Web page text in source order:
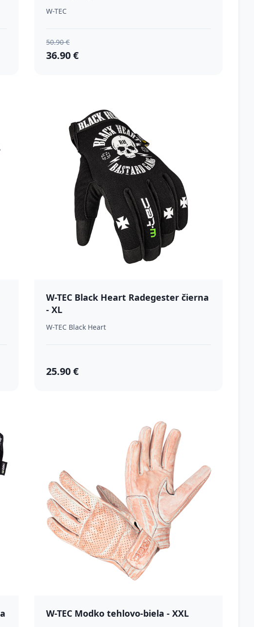
W-TEC
50.90 €
36.90 €
W-TEC Black Heart Radegester čierna
- XL
W-TEC Black Heart
25.90 €
W-TEC Modko tehlovo-biela - XXL